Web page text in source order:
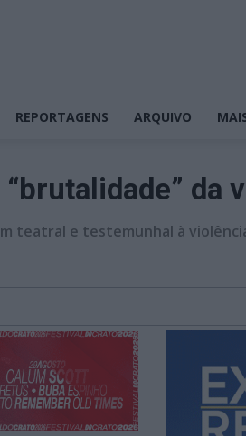
REPORTAGENS ARQUIVO
da
teatral e testemunhal à